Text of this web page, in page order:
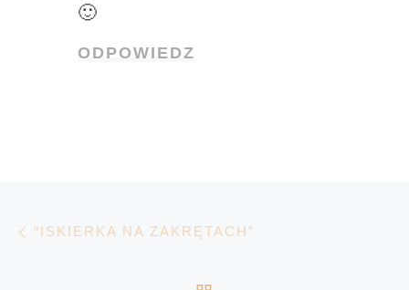
🙂
ODPOWIEDZ
Nawigacja wpisu
“ISKIERKA NA ZAKRĘTACH”